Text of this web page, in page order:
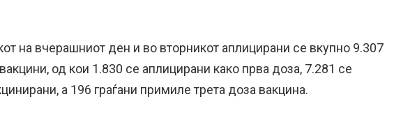
на вчерашниот ден и во вторникот аплицирани се вкупно 9.307
од кои 1.830 се аплицирани како прва доза, 7.281 се
а 196 граѓани примиле трета доза вакцина.